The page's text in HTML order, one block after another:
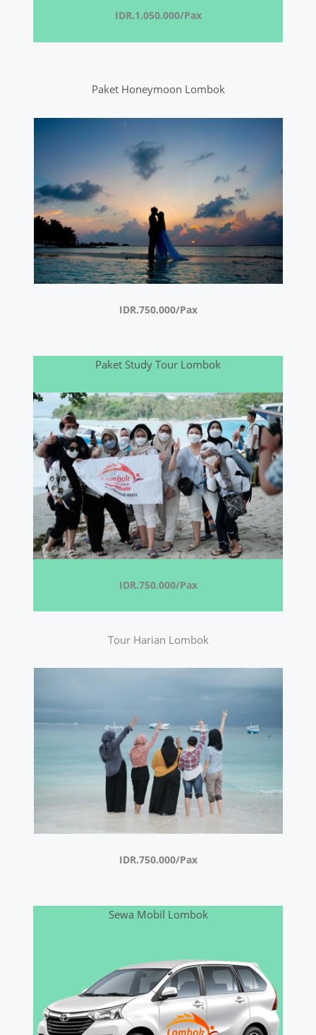
IDR.1.050.000/Pax
Paket Honeymoon Lombok
IDR.750.000/Pax
Paket Study Tour Lombok
IDR.750.000/Pax
Tour Harian Lombok
IDR.750.000/Pax
Sewa Mobil Lombok